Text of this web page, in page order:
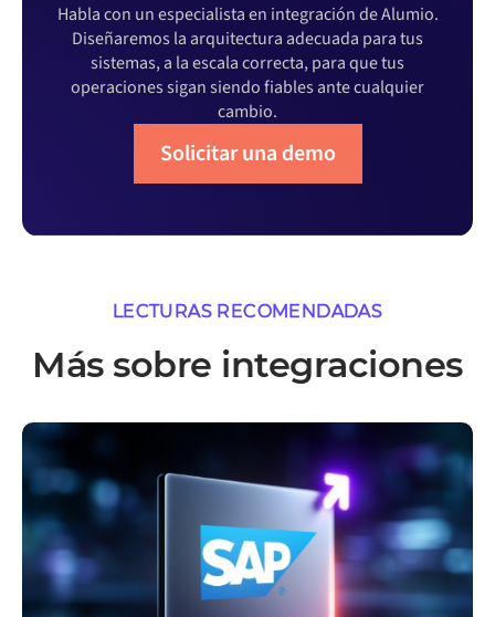
Habla con un especialista en integración de Alumio.
Diseñaremos la arquitectura adecuada para tus
sistemas, a la escala correcta, para que tus
operaciones sigan siendo fiables ante cualquier
cambio.
Solicitar una demo
LECTURAS RECOMENDADAS
Más sobre integraciones